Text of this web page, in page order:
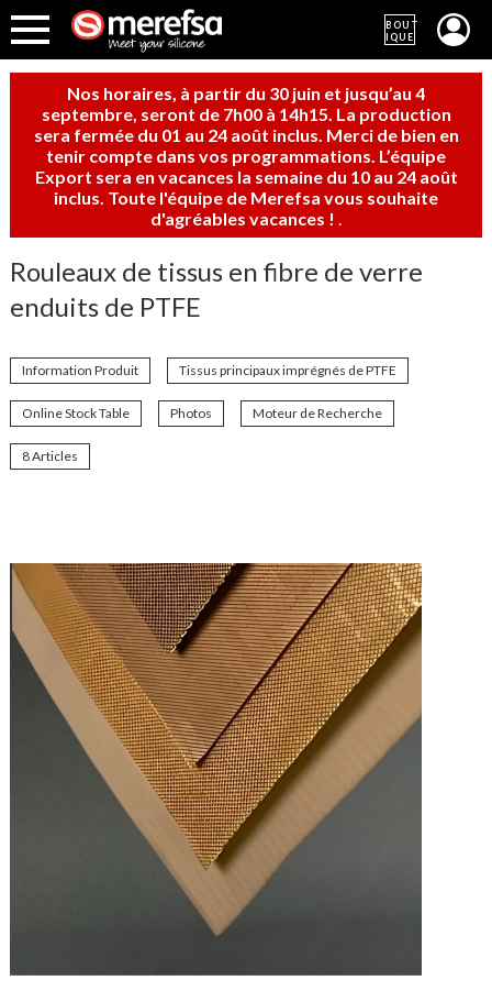
BOUT
IQUE
Nos horaires, à partir du 30 juin et jusqu’au 4
septembre, seront de 7h00 à 14h15. La production
sera fermée du 01 au 24 août inclus. Merci de bien en
tenir compte dans vos programmations. L’équipe
Export sera en vacances la semaine du 10 au 24 août
inclus. Toute l'équipe de Merefsa vous souhaite
d'agréables vacances !
Rouleaux de tissus en fibre de verre
enduits de PTFE
Information Produit Tissus principaux imprégnés de PTFE
Online Stock Table Photos Moteur de Recherche
8 Articles